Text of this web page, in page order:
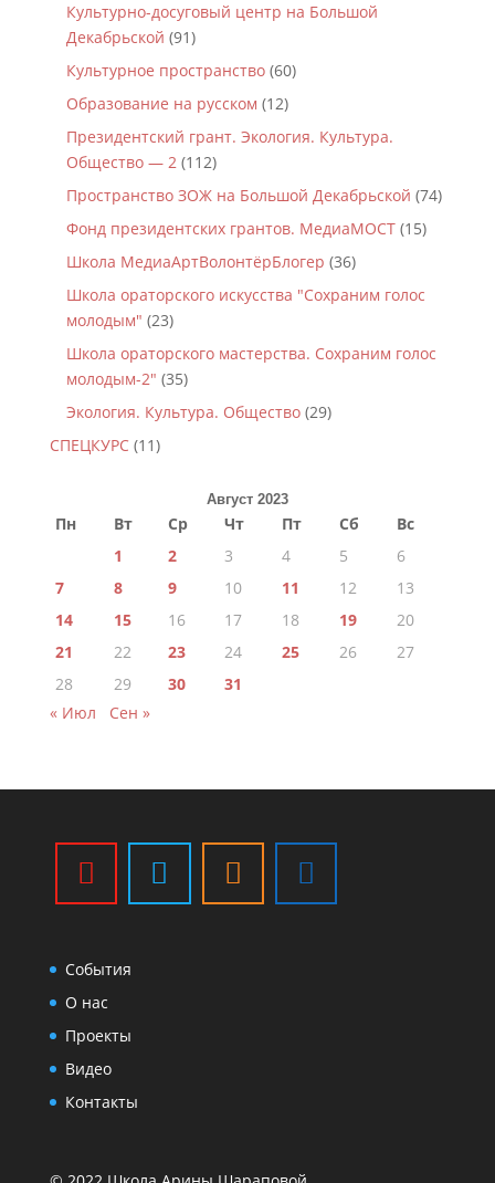
Культурно-досуговый центр на Большой
Декабрьской (91)
Культурное пространство(60)
Образование на русском (12)
Президентский грант. Экология. Культура.
Общество — 2(112)
Пространство ЗОЖ на Большой Декабрьской (74)
Фонд президентских грантов. МедиаМОСТ(15)
Школа МедиаАртВолонтёрБлогер (36)
Школа ораторского искусства "Сохраним голос
молодым" (23)
Школа ораторского мастерства. Сохраним голос
молодым-2" (35)
Экология. Культура. Общество(29)
СПЕЦКУРС(11)
Август 2023
Пн Вт Ср Чт Пт Сб
Вс
1
2 3 4 5
6
7
8 9 10 11 12
13
14
15 16 17 18 19
20
21
22 23 24 25 26
27
28
29 30
31
« Июл
Сен »
События
О нас
Проекты
Видео
Контакты